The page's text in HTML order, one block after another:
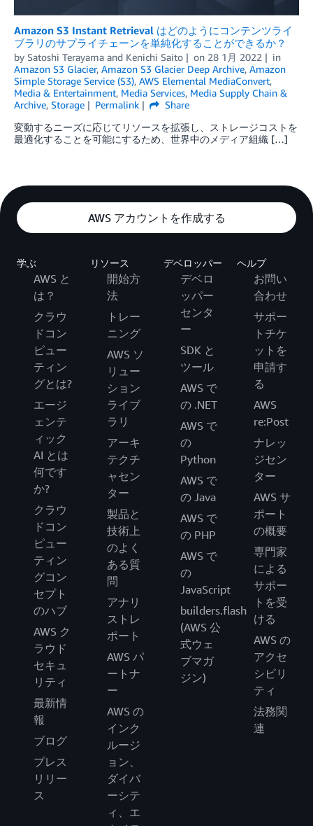
Amazon S3 Instant Retrieval はどのようにコンテンツライ
ブラリのサプライチェーンを単純化することができるか？
by Satoshi Terayama and Kenichi Saito on 28 1月 2022
in
Amazon S3 Glacier, Amazon S3 Glacier Deep Archive, Amazon
Simple Storage Service (S3), AWS Elemental MediaConvert,
Media & Entertainment, Media Services, Media Supply Chain &
Archive, Storage Permalink
Share
変動するニーズに応じてリソースを拡張し、ストレージコストを
最適化することを可能にするため、世界中のメディア組織 […]
AWS アカウントを作成する
学ぶ
AWS と
は？
クラウ
ドコン
ピュー
ティン
グとは?
エージ
ェンテ
ィック
AI とは
何です
か?
クラウ
ドコン
ピュー
ティン
グコン
セプト
のハブ
AWS ク
ラウド
セキュ
リティ
最新情
報
ブログ
プレス
リリー
ス
リソース
開始方
法
トレー
ニング
AWS ソ
リュー
ション
ライブ
ラリ
アーキ
テクチ
ャセン
ター
製品と
技術上
のよく
ある質
問
アナリ
ストレ
ポート
AWS パ
ートナ
ー
AWS の
インク
ルージ
ョン、
ダイバ
ーシテ
ィ、エ
デベロッパー
デベロ
ッパー
センタ
ー
SDK と
ツール
AWS で
の .NET
AWS で
の
Python
AWS で
の Java
AWS で
の PHP
AWS で
の
JavaScript
builders.flash
(AWS 公
式ウェ
ブマガ
ジン)
ヘルプ
お問い
合わせ
サポー
トチケ
ットを
申請す
る
AWS
re:Post
ナレッ
ジセン
ター
AWS サ
ポート
の概要
専門家
による
サポー
トを受
ける
AWS の
アクセ
シビリ
ティ
法務関
連